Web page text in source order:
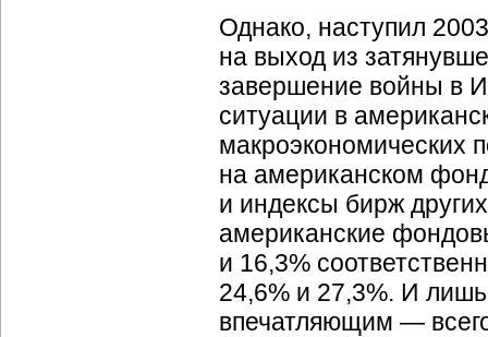
Однако, наступил
на выход из
завершение войны в
ситуации в
макроэкономических
на американском
и индексы бирж
американские
и 16,3%
24,6% и 27,3%. И лишь
впечатляющим —